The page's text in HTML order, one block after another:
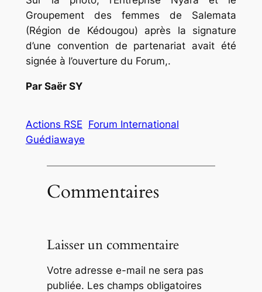
Groupement des femmes de Salemata
(Région de Kédougou) après la signature
d’une convention de partenariat avait été
signée à l’ouverture du Forum,.
Par Saër SY
Actions RSE Forum International
Guédiawaye
Commentaires
Laisser un commentaire
Votre adresse e-mail ne sera pas
publiée. Les champs obligatoires